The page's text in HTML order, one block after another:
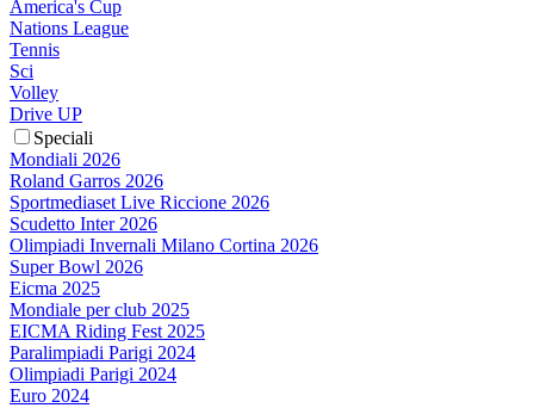
America's Cup
Nations League
Tennis
Sci
Volley
Drive UP
Speciali
Mondiali 2026
Roland Garros 2026
Sportmediaset Live Riccione 2026
Scudetto Inter 2026
Olimpiadi Invernali Milano Cortina 2026
Super Bowl 2026
Eicma 2025
Mondiale per club 2025
EICMA Riding Fest 2025
Paralimpiadi Parigi 2024
Olimpiadi Parigi 2024
Euro 2024